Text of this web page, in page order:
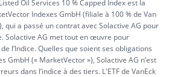
Oil Services 10 % Capped Index est la
Indexes GmbH (filiale à 100 % de Van
qui a passé un contrat avec Solactive AG pour
Solactive AG met tout en œuvre pour
l’Indice. Quelles que soient ses obligations
GmbH (« MarketVector »), Solactive AG n’est
dans l’indice à des tiers. L'ETF de VanEck